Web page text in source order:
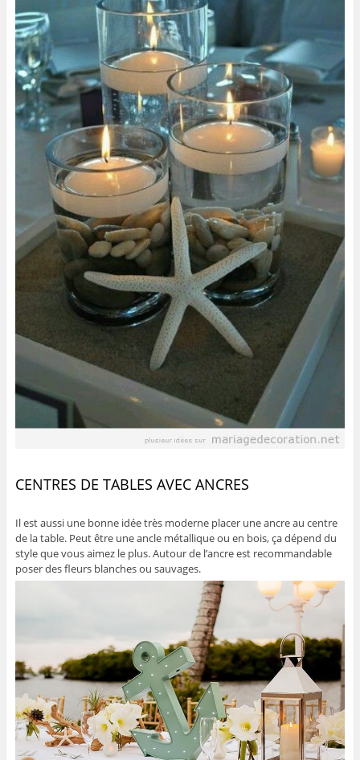
CENTRES DE TABLES AVEC ANCRES
Il est aussi une bonne idée très moderne placer une ancre au centre
de la table. Peut être une ancle métallique ou en bois, ça dépend du
style que vous aimez le plus. Autour de l’ancre est recommandable
poser des fleurs blanches ou sauvages.